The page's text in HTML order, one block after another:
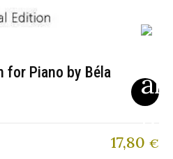
for Piano by Béla
17,80 €